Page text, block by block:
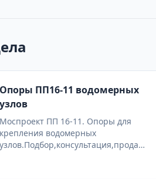
Опоры ПП16-11 водомерных
узлов
Моспроект ПП 16-11. Опоры для
крепления водомерных
узлов.Подбор,консультация,продажа